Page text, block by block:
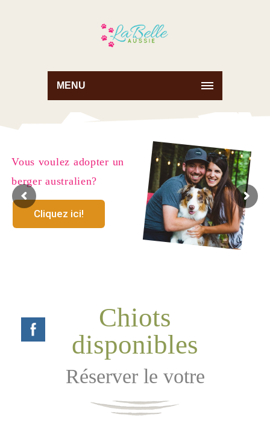
MENU
Vous voulez adopter un
berger australien?
Cliquez ici!
Chiots
disponibles
Réserver le votre